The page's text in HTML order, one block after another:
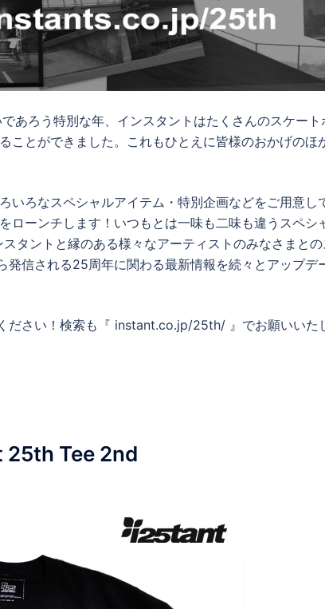
あろう特別な年、インスタントはたくさんのスケー
ことができました。これもひとえに皆様のおかげのほ
いろなスペシャルアイテム・特別企画などをご用意し
ローンチします！いつもとは一味も二味も違うスペシ
タントと縁のある様々なアーティストのみなさまと
発信される25周年に関わる最新情報を続々とアップデ
ださい！検索も『 instant.co.jp/25th/ 』でお願いいた
25th Tee 2nd